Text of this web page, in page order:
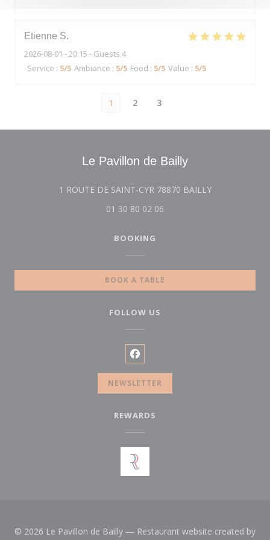
Etienne S
2026-08-01 - 20:15 - Guests 4
Service : 5/5 Ambiance : 5/5 Food : 5/5 Value : 5/5
1 2 3
Le Pavillon de Bailly
1 ROUTE DE SAINT-CYR 78870 BAILLY((opens in a
01 30 80 02 06
BOOKING
BOOK A TABLE
FOLLOW US
Facebook ((opens in a new
NEWSLETTER
REWARDS
© 2026 Le Pavillon de Bailly — Restaurant website created by